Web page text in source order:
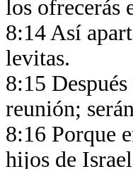
los ofrecerás
8:14 Así
levitas.
8:15
reunión;
8:16 Porque
hijos de